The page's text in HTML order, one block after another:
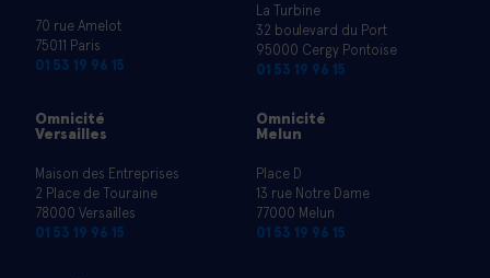
70 rue Amelot
75011 Paris
01 53 19 96 15
La Turbine
32 boulevard du Port
95000 Cergy Pontoise
01 53 19 96 15
Omnicité
Versailles
Maison des Entreprises
2 Place de Touraine
78000 Versailles
01 53 19 96 15
Omnicité
Melun
Place D
13 rue Notre Dame
77000 Melun
01 53 19 96 15